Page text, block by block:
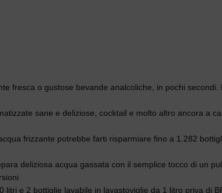
fresca o gustose bevande analcoliche, in pochi
sane e deliziose, cocktail e molto altro ancora a
frizzante potrebbe farti risparmiare fino a 1.282
deliziosa acqua gassata con il semplice tocco di un
e 2 bottiglie lavabile in lavastoviglie da 1 litro priva di